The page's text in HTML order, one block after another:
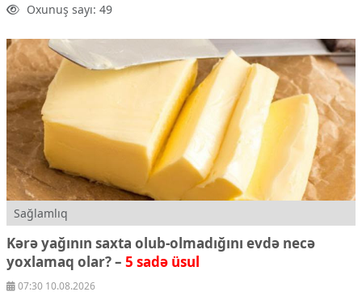
Oxunuş sayı: 49
Sağlamlıq
Kərə yağının saxta olub-olmadığını evdə necə
yoxlamaq olar? – 5 sadə üsul
07:30 10.08.2026